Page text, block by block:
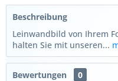
Beschreibung
Leinwandbild von Ihrem
halten Sie mit unseren...
Bewertungen
0